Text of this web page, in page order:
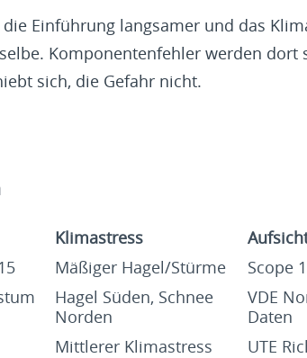
Einführung langsamer und das
Komponentenfehler werden
sich, die Gefahr nicht.
Klimastress
Mäßiger Hagel/Stürme Scope
Hagel Süden, Schnee
Norden
VDE
Daten
Mittlerer Klimastress UTE